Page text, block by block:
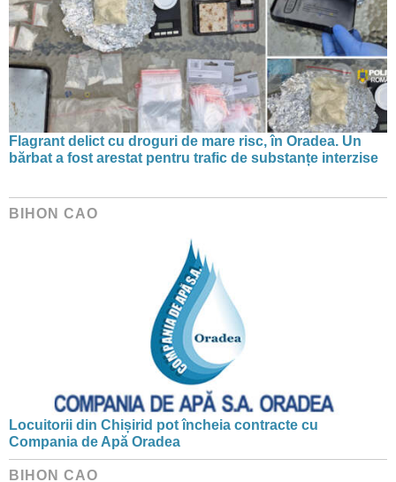
Flagrant delict cu droguri de mare risc, în Oradea. Un
bărbat a fost arestat pentru trafic de substanțe interzise
BIHON CAO
Locuitorii din Chișirid pot încheia contracte cu
Compania de Apă Oradea
BIHON CAO